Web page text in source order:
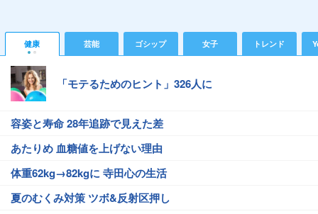
健康 芸能 ゴシップ 女子 トレンド
「モテるためのヒント」326人に
容姿と寿命 28年追跡で見えた差
あたりめ 血糖値を上げない理由
体重62kg→82kgに 寺田心の生活
夏のむくみ対策 ツボ&反射区押し